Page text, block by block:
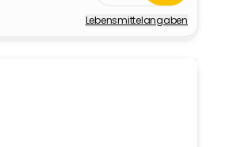
Lebensmittel­angaben